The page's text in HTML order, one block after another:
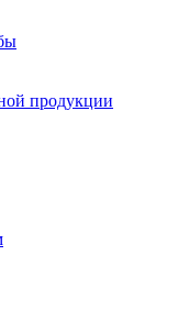
продукции